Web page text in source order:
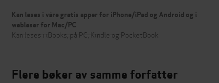
Kan leses i våre gratis apper for iPhone/iPad og Android og i
webleser for Mac/PC
Kan leses i iBooks, på PC, Kindle og PocketBook
Flere bøker av samme forfatter